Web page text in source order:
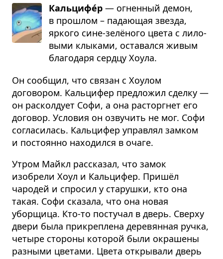
Кальцифе́р — огнен­ный демон,
в про­шлом – пада­ю­щая звезда,
яркого сине-зелёного цвета с лило­
выми клы­ками, оста­вался живым
бла­го­даря сердцу Хоула.
Он сообщил, что связан с Хоулом
договором. Кальцифер предложил сделку —
он расколдует Софи, а она расторгнет его
договор. Условия он озвучить не мог. Софи
согласилась. Кальцифер управлял замком
и постоянно находился в очаге.
Утром Майкл рассказал, что замок
изобрели Хоул и Кальцифер. Пришёл
чародей и спросил у старушки, кто она
такая. Софи сказала, что она новая
уборщица. Кто-то постучал в дверь. Сверху
двери была прикреплена деревянная ручка,
четыре стороны которой были окрашены
разными цветами. Цвета открывали дверь